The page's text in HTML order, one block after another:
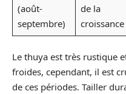
(août-
septembre)
de la
croissance
Le thuya est très rustique
froides, cependant, il est
de ces périodes. Tailler